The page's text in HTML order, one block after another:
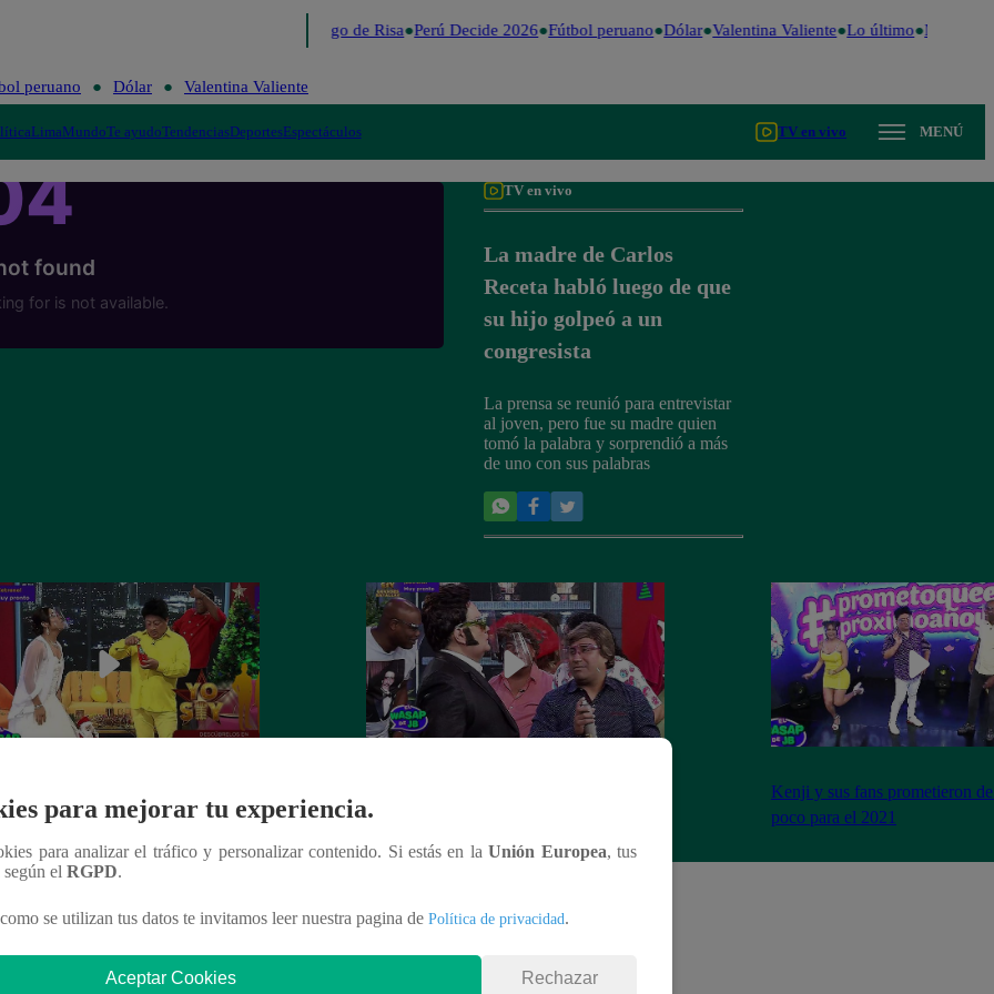
Me Caigo de Risa Perú Decide 2026 Fútbol peruano Dólar Valentina Valiente Lo último Me Caigo
peruano Dólar Valentina Valiente
LimaMundoTe ayudoTendenciasDeportesEspectáculos TV en vivo MENÚ
TV en vivo
La madre de Carlos
Receta habló luego de que
su hijo golpeó a un
congresista
La prensa se reunió para entrevistar
al joven, pero fue su madre quien
tomó la palabra y sorprendió a más
de uno con sus palabras
ante la emoción de su esposa
lo recordarán de la peor forma
Kenji y sus fans prometieron
poco para el 2021
para mejorar tu experiencia.
para analizar el tráfico y personalizar contenido. Si estás en laUnión Europea, tus
según el RGPD.
se utilizan tus datos te invitamos leer nuestra pagina de Política de privacidad.
Aceptar Cookies Rechazar